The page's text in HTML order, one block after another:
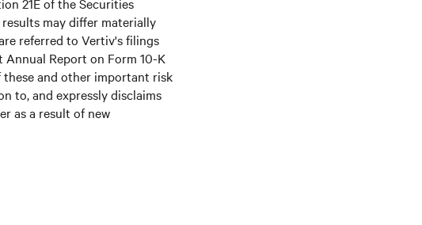
may differ materially
referred to Vertiv's filings
Report on Form 10-K
these and other important risk
to, and expressly disclaims
as a result of new